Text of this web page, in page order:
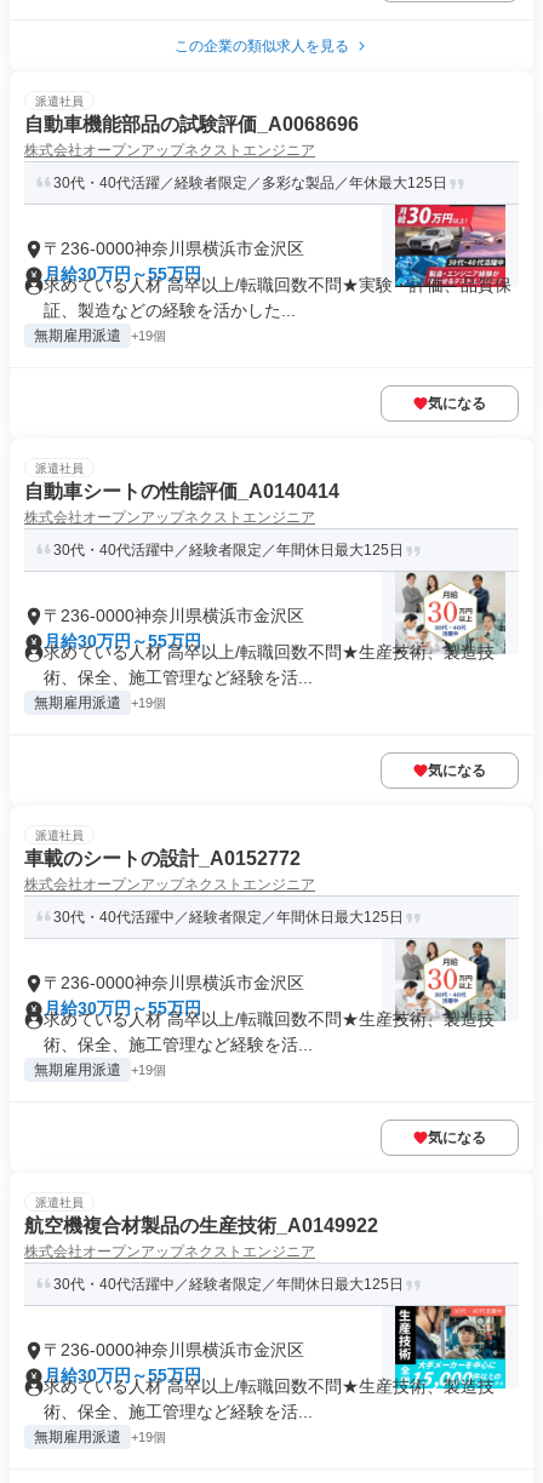
この企業の類似求人を見る
派遣社員
自動車機能部品の試験評価_A0068696
株式会社オープンアップネクストエンジニア
30代・40代活躍／経験者限定／多彩な製品／年休最大125日
〒236-0000神奈川県横浜市金沢区
月給30万円～55万円
求めている人材 高卒以上/転職回数不問★実験・評価、品質保
証、製造などの経験を活かした...
無期雇用派遣 +19個
気になる
派遣社員
自動車シートの性能評価_A0140414
株式会社オープンアップネクストエンジニア
30代・40代活躍中／経験者限定／年間休日最大125日
〒236-0000神奈川県横浜市金沢区
月給30万円～55万円
求めている人材 高卒以上/転職回数不問★生産技術、製造技
術、保全、施工管理など経験を活...
無期雇用派遣 +19個
気になる
派遣社員
車載のシートの設計_A0152772
株式会社オープンアップネクストエンジニア
30代・40代活躍中／経験者限定／年間休日最大125日
〒236-0000神奈川県横浜市金沢区
月給30万円～55万円
求めている人材 高卒以上/転職回数不問★生産技術、製造技
術、保全、施工管理など経験を活...
無期雇用派遣 +19個
気になる
派遣社員
航空機複合材製品の生産技術_A0149922
株式会社オープンアップネクストエンジニア
30代・40代活躍中／経験者限定／年間休日最大125日
〒236-0000神奈川県横浜市金沢区
月給30万円～55万円
求めている人材 高卒以上/転職回数不問★生産技術、製造技
術、保全、施工管理など経験を活...
無期雇用派遣 +19個